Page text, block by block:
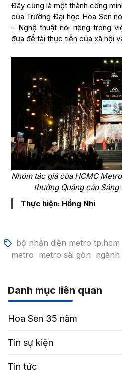
Đây cũng là một thành công
của Trường Đại học Hoa Sen
– Nghệ thuật nói riêng trong
đưa đề tài thực tiễn của xã hội
Nhóm tác giả của HCMC
thưởng Quảng cáo
Thực hiện: Hồng Nhi
bộ nhận diện metro tp.hcm
metro metro sài gòn
Danh mục liên quan
Hoa Sen 35 năm
Tin sự kiện
Tin tức